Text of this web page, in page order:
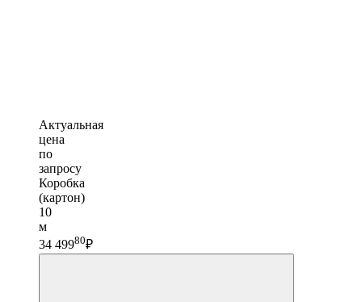
Актуальная
цена
по
запросу
Коробка
(картон)
10
м
34 49980₽